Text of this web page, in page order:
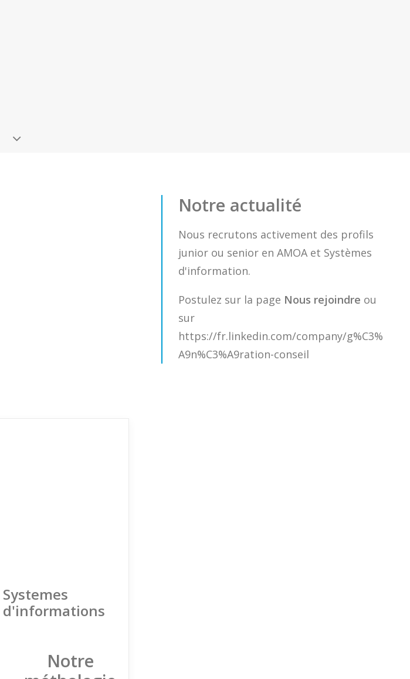
Systemes
d'informations
Notre
Notre actualité
Nous recrutons activement des profils
junior ou senior en AMOA et Systèmes
d'information.
Postulez sur la page Nous rejoindre ou
sur
https://fr.linkedin.com/company/g%C3%
A9n%C3%A9ration-conseil